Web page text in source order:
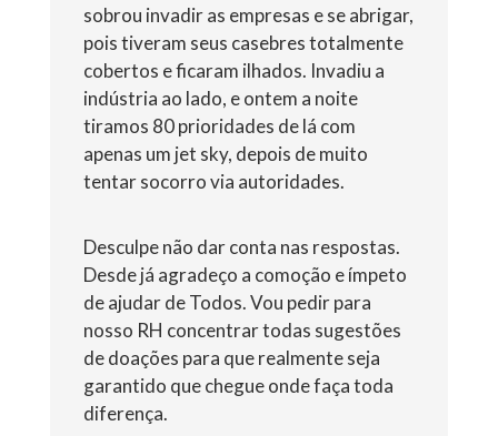
sobrou invadir as empresas e se abrigar,
pois tiveram seus casebres totalmente
cobertos e ficaram ilhados. Invadiu a
indústria ao lado, e ontem a noite
tiramos 80 prioridades de lá com
apenas um jet sky, depois de muito
tentar socorro via autoridades.
Desculpe não dar conta nas respostas.
Desde já agradeço a comoção e ímpeto
de ajudar de Todos. Vou pedir para
nosso RH concentrar todas sugestões
de doações para que realmente seja
garantido que chegue onde faça toda
diferença.